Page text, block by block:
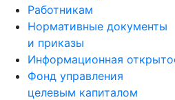
Работникам
Нормативные документы
и приказы
Информационная
Фонд управления
целевым капиталом